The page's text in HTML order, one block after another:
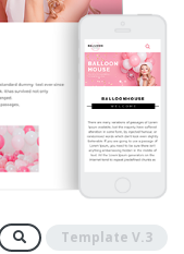
Template V.3